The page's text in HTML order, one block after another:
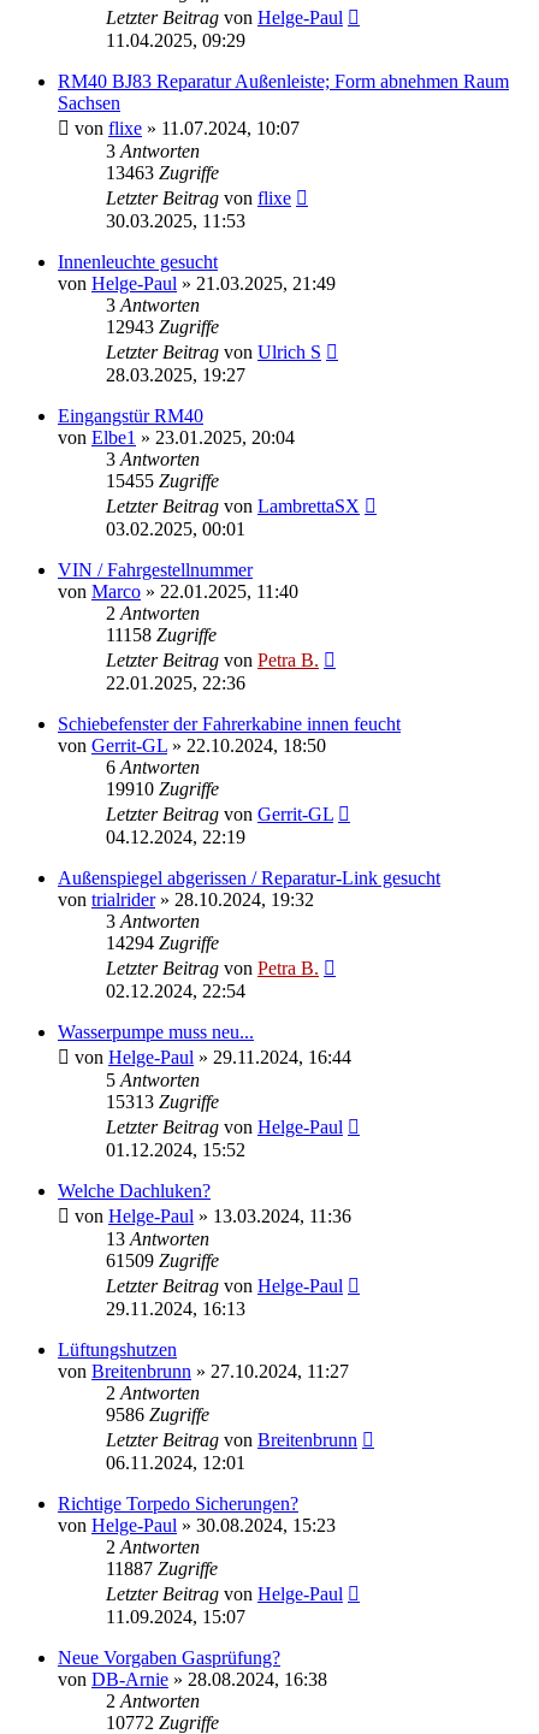
Letzter Beitrag von Helge-Paul
11.04.2025, 09:29
RM40 BJ83 Reparatur Außenleiste; Form abnehmen Raum
Sachsen
von flixe » 11.07.2024, 10:07
3 Antworten
13463 Zugriffe
Letzter Beitrag von flixe
30.03.2025, 11:53
Innenleuchte gesucht
von Helge-Paul » 21.03.2025, 21:49
3 Antworten
12943 Zugriffe
Letzter Beitrag von Ulrich S
28.03.2025, 19:27
Eingangstür RM40
von Elbe1 » 23.01.2025, 20:04
3 Antworten
15455 Zugriffe
Letzter Beitrag von LambrettaSX
03.02.2025, 00:01
VIN / Fahrgestellnummer
von Marco » 22.01.2025, 11:40
2 Antworten
11158 Zugriffe
Letzter Beitrag von Petra B.
22.01.2025, 22:36
Schiebefenster der Fahrerkabine innen feucht
von Gerrit-GL » 22.10.2024, 18:50
6 Antworten
19910 Zugriffe
Letzter Beitrag von Gerrit-GL
04.12.2024, 22:19
Außenspiegel abgerissen / Reparatur-Link gesucht
von trialrider» 28.10.2024, 19:32
3 Antworten
14294 Zugriffe
Letzter Beitrag von Petra B.
02.12.2024, 22:54
Wasserpumpe muss neu...
von Helge-Paul » 29.11.2024, 16:44
5 Antworten
15313 Zugriffe
Letzter Beitrag von Helge-Paul
01.12.2024, 15:52
Welche Dachluken?
von Helge-Paul » 13.03.2024, 11:36
13 Antworten
61509 Zugriffe
Letzter Beitrag von Helge-Paul
29.11.2024, 16:13
Lüftungshutzen
von Breitenbrunn » 27.10.2024, 11:27
2 Antworten
9586 Zugriffe
Letzter Beitrag von Breitenbrunn
06.11.2024, 12:01
Richtige Torpedo Sicherungen?
von Helge-Paul » 30.08.2024, 15:23
2 Antworten
11887 Zugriffe
Letzter Beitrag von Helge-Paul
11.09.2024, 15:07
Neue Vorgaben Gasprüfung?
von DB-Arnie » 28.08.2024, 16:38
2 Antworten
10772 Zugriffe